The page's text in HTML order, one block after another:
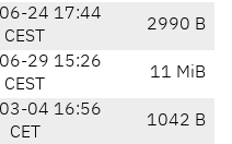
24 17:44
CEST
2990 B
29 15:26
CEST
11 MiB
04 16:56
CET
1042 B